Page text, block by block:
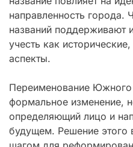
направленность города.
названий поддерживают
учесть как
аспекты.
Переименование Южного
формальное изменение,
определяющий лицо и
будущем. Решение этого